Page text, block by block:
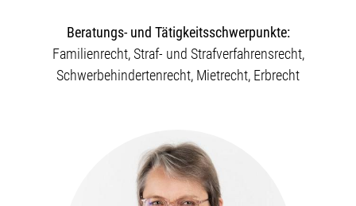
Beratungs- und Tätigkeitsschwerpunkte:
Familienrecht, Straf- und Strafverfahrensrecht,
Schwerbehindertenrecht, Mietrecht, Erbrecht